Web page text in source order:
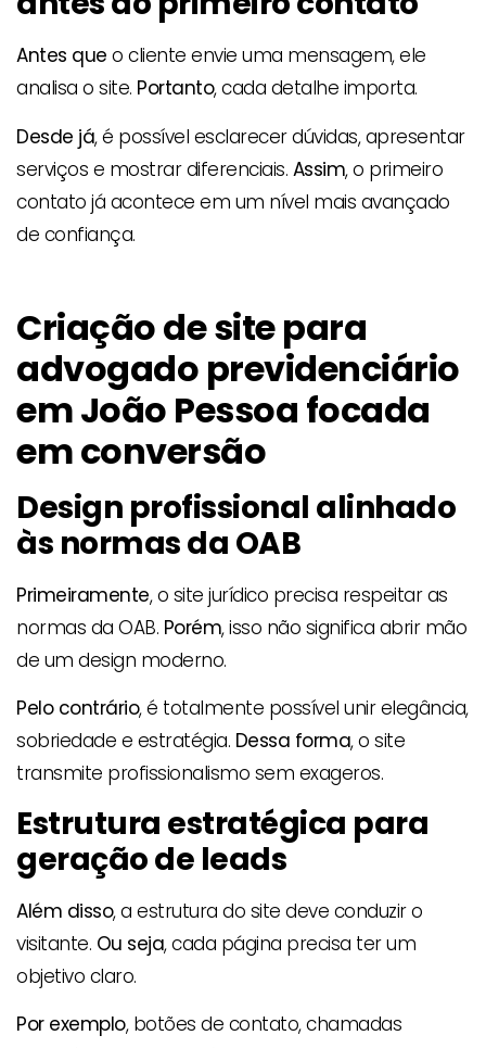
Antes que o cliente envie uma mensagem, ele
analisa o site. Portanto, cada detalhe importa.
Desde já, é possível esclarecer dúvidas, apresentar
serviços e mostrar diferenciais. Assim, o primeiro
contato já acontece em um nível mais avançado
de confiança.
Criação de site para
advogado previdenciário
em João Pessoa focada
em conversão
Design profissional alinhado
às normas da OAB
Primeiramente, o site jurídico precisa respeitar as
normas da OAB. Porém, isso não significa abrir mão
de um design moderno.
Pelo contrário, é totalmente possível unir elegância,
sobriedade e estratégia. Dessa forma, o site
transmite profissionalismo sem exageros.
Estrutura estratégica para
geração de leads
Além disso, a estrutura do site deve conduzir o
visitante. Ou seja, cada página precisa ter um
objetivo claro.
Por exemplo, botões de contato, chamadas